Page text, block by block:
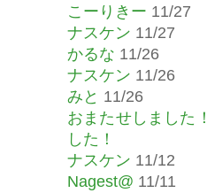
こーりきー 11/27
ナスケン 11/27
かるな 11/26
ナスケン 11/26
みと 11/26
おまたせしました
した！
ナスケン 11/12
Nagest@ 11/11